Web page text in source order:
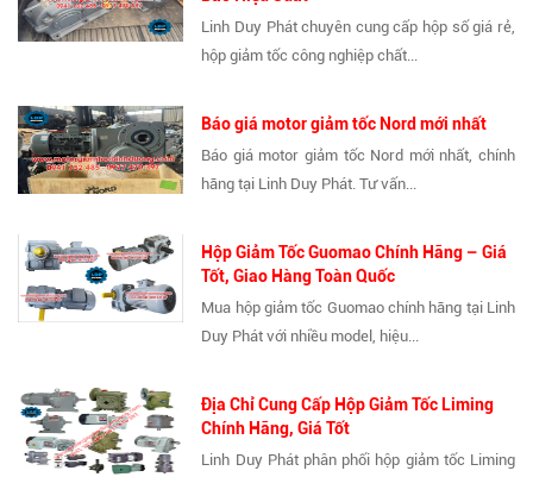
Linh Duy Phát chuyên cung cấp hộp số giá rẻ,
hộp giảm tốc công nghiệp chất...
Báo giá motor giảm tốc Nord mới nhất
Báo giá motor giảm tốc Nord mới nhất, chính
hãng tại Linh Duy Phát. Tư vấn...
Hộp Giảm Tốc Guomao Chính Hãng – Giá
Tốt, Giao Hàng Toàn Quốc
Mua hộp giảm tốc Guomao chính hãng tại Linh
Duy Phát với nhiều model, hiệu...
Địa Chỉ Cung Cấp Hộp Giảm Tốc Liming
Chính Hãng, Giá Tốt
Linh Duy Phát phân phối hộp giảm tốc Liming